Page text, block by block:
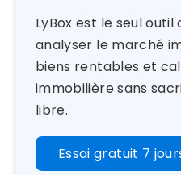
LyBox est le seul outil
analyser le marché
biens rentables et
immobilière sans
libre.
Essai gratuit 7